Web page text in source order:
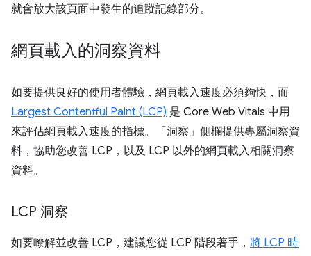
就會放大該頁面中發生的追蹤記錄部分。
網頁載入的洞察資料
如要提供良好的使用者體驗，網頁載入速度必須夠快，而
Largest Contentful Paint (LCP) 是 Core Web Vitals 中用
來評估網頁載入速度的指標。「洞察」側欄提供專屬洞察資
料，協助您改善 LCP，以及 LCP 以外的網頁載入相關洞察
資料。
LCP 洞察
如要瞭解並改善 LCP，建議您從 LCP 階段著手， 將 LCP 時